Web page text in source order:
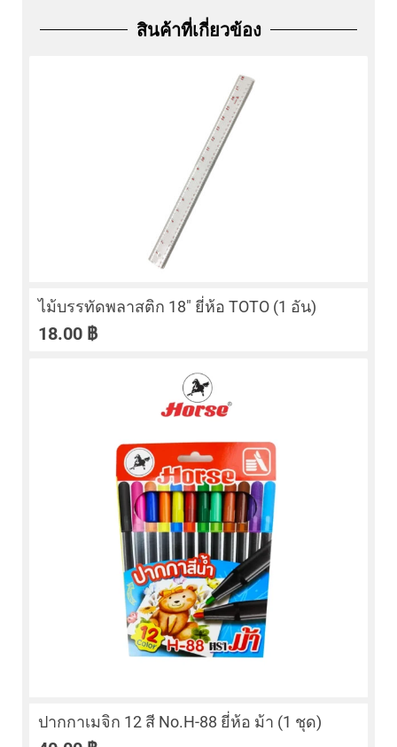
สินค้าที่เกี่ยวข้อง
ไม้บรรทัดพลาสติก 18″ ยี่ห้อ TOTO (1 อัน)
18.00 ฿
ปากกาเมจิก 12 สี No.H-88 ยี่ห้อ ม้า (1 ชุด)